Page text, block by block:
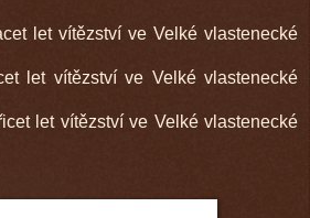
let vítězství ve Velké vlastenecké
let vítězství ve Velké vlastenecké
let vítězství ve Velké vlastenecké